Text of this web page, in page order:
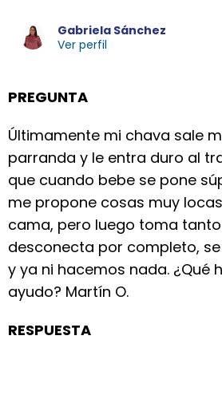
Gabriela Sánchez
Ver perfil
PREGUNTA
Últimamente mi chava sale
parranda y le entra duro al
que cuando bebe se pone
me propone cosas muy
cama, pero luego toma
desconecta por completo,
y ya ni hacemos nada. ¿Qué
ayudo? Martín O.
RESPUESTA